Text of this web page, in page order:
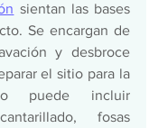
sientan las bases
Se encargan de
y desbroce
el sitio para la
puede incluir
fosas